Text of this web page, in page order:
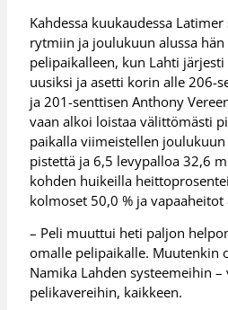
Kahdessa kuukaudessa
rytmiin ja joulukuun alussa
pelipaikalleen, kun Lahti
uusiksi ja asetti korin alle 206-
ja 201-senttisen Anthony
vaan alkoi loistaa välittömästi
paikalla viimeistellen
pistettä ja 6,5 levypalloa 32,6
kohden huikeilla
kolmoset 50,0 % ja vapaaheitot
– Peli muuttui heti paljon
omalle pelipaikalle. Muutenkin
Namika Lahden systeemeihin –
pelikavereihin, kaikkeen.